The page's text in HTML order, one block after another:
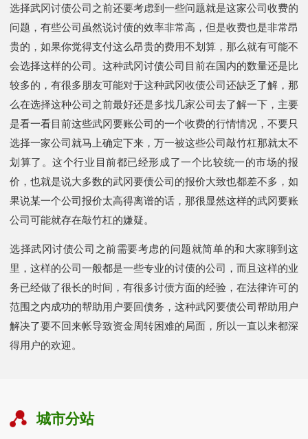
选择武冈讨债公司之前还要考虑到一些问题就是这家公司收费的
问题，有些公司虽然说讨债的效率非常高，但是收费也是非常昂
贵的，如果你觉得支付这么昂贵的费用不划算，那么就有可能不
会选择这样的公司。这种武冈讨债公司目前在国内的数量还是比
较多的，有很多朋友可能对于这种武冈收债公司还缺乏了解，那
么在选择这种公司之前最好还是多找几家公司去了解一下，主要
是看一看目前这些武冈要账公司的一个收费的行情情况，不要只
选择一家公司就马上确定下来，万一被这些公司敲竹杠那就太不
划算了。这个行业目前都已经形成了一个比较统一的市场的报
价，也就是说大多数的武冈要债公司的报价大致也都差不多，如
果说某一个公司报价太高得离谱的话，那很显然这样的武冈要账
公司可能就存在敲竹杠的嫌疑。
选择武冈讨债公司之前需要考虑的问题就简单的和大家聊到这
里，这样的公司一般都是一些专业的讨债的公司，而且这样的业
务已经做了很长的时间，有很多讨债方面的经验，在法律许可的
范围之内成功的帮助用户要回债务，这种武冈要债公司帮助用户
解决了要不回来帐导致资金周转困难的局面，所以一直以来都深
得用户的欢迎。
城市分站